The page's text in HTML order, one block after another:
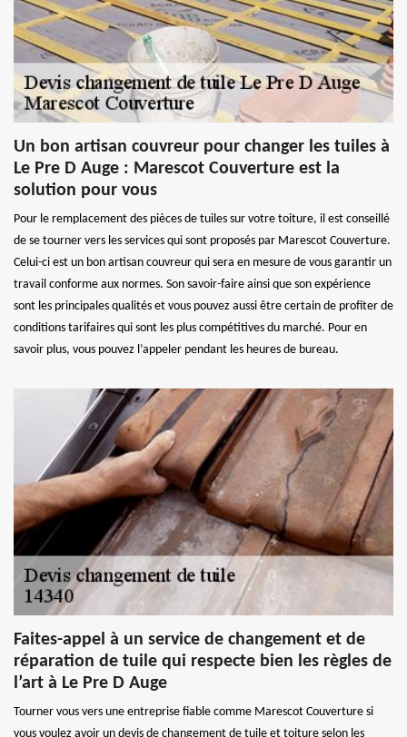
Un bon artisan couvreur pour changer les tuiles à
Le Pre D Auge : Marescot Couverture est la
solution pour vous
Pour le remplacement des pièces de tuiles sur votre toiture, il est conseillé
de se tourner vers les services qui sont proposés par Marescot Couverture.
Celui-ci est un bon artisan couvreur qui sera en mesure de vous garantir un
travail conforme aux normes. Son savoir-faire ainsi que son expérience
sont les principales qualités et vous pouvez aussi être certain de profiter de
conditions tarifaires qui sont les plus compétitives du marché. Pour en
savoir plus, vous pouvez l’appeler pendant les heures de bureau.
Faites-appel à un service de changement et de
réparation de tuile qui respecte bien les règles de
l’art à Le Pre D Auge
Tourner vous vers une entreprise fiable comme Marescot Couverture si
vous voulez avoir un devis de changement de tuile et toiture selon les